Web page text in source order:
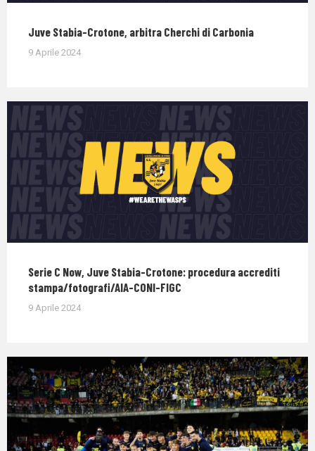
Juve Stabia-Crotone, arbitra Cherchi di Carbonia
9 Aprile 2024
Serie C Now, Juve Stabia-Crotone: procedura accrediti
stampa/fotografi/AIA-CONI-FIGC
9 Aprile 2024